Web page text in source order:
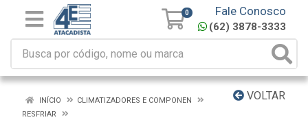
0 Fale Conosco
(62) 3878-3333
VOLTAR
INÍCIO
CLIMATIZADORES E COMPONEN
RESFRIAR